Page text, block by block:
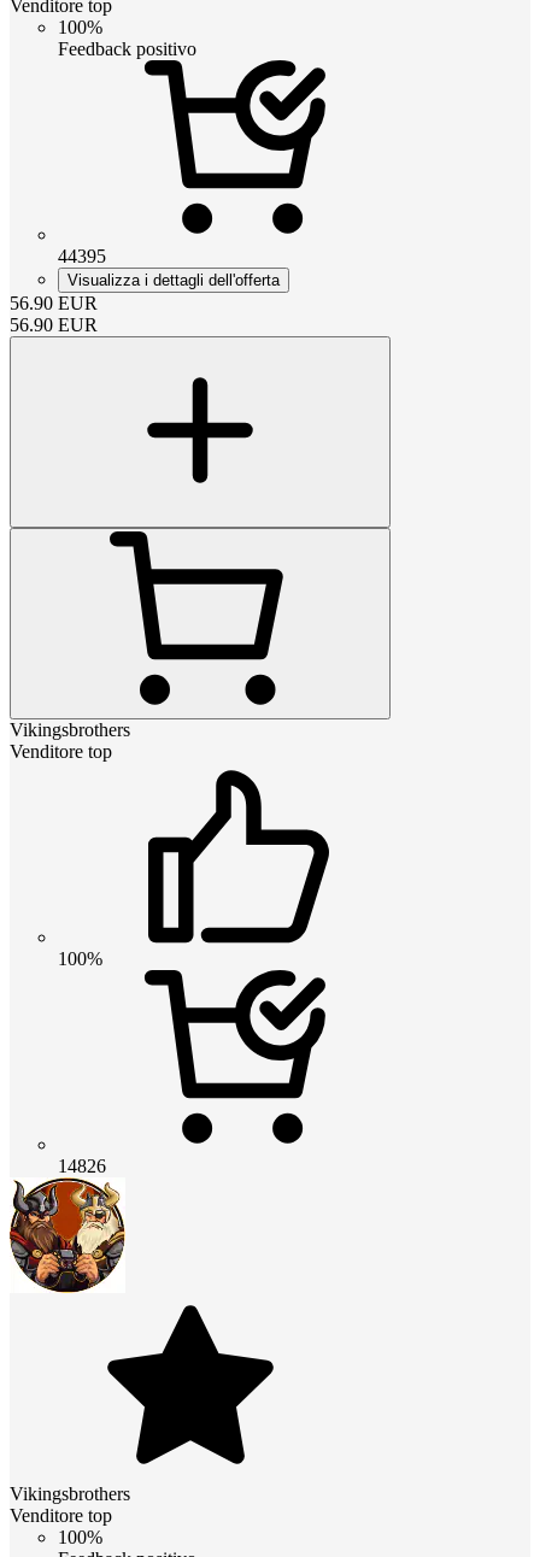
Venditore top
100%
Feedback positivo
44395
Visualizza i dettagli dell'offerta
56.90 EUR
56.90 EUR
Vikingsbrothers
Venditore top
100%
14826
Vikingsbrothers
Venditore top
100%